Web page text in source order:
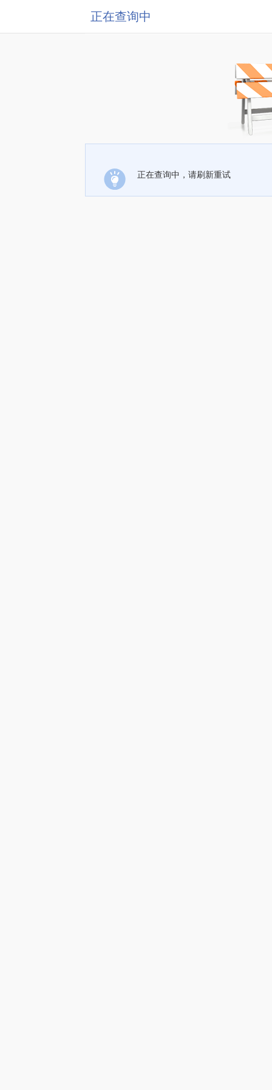
正在查询中
正在查询中，请刷新重试